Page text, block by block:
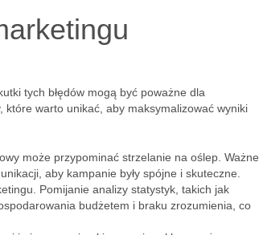
tych błędów mogą być poważne dla
które warto unikać, aby maksymalizować wyniki
może przypominać strzelanie na oślep. Ważne
aby kampanie były spójne i skuteczne.
Pomijanie analizy statystyk, takich jak
budżetem i braku zrozumienia, co